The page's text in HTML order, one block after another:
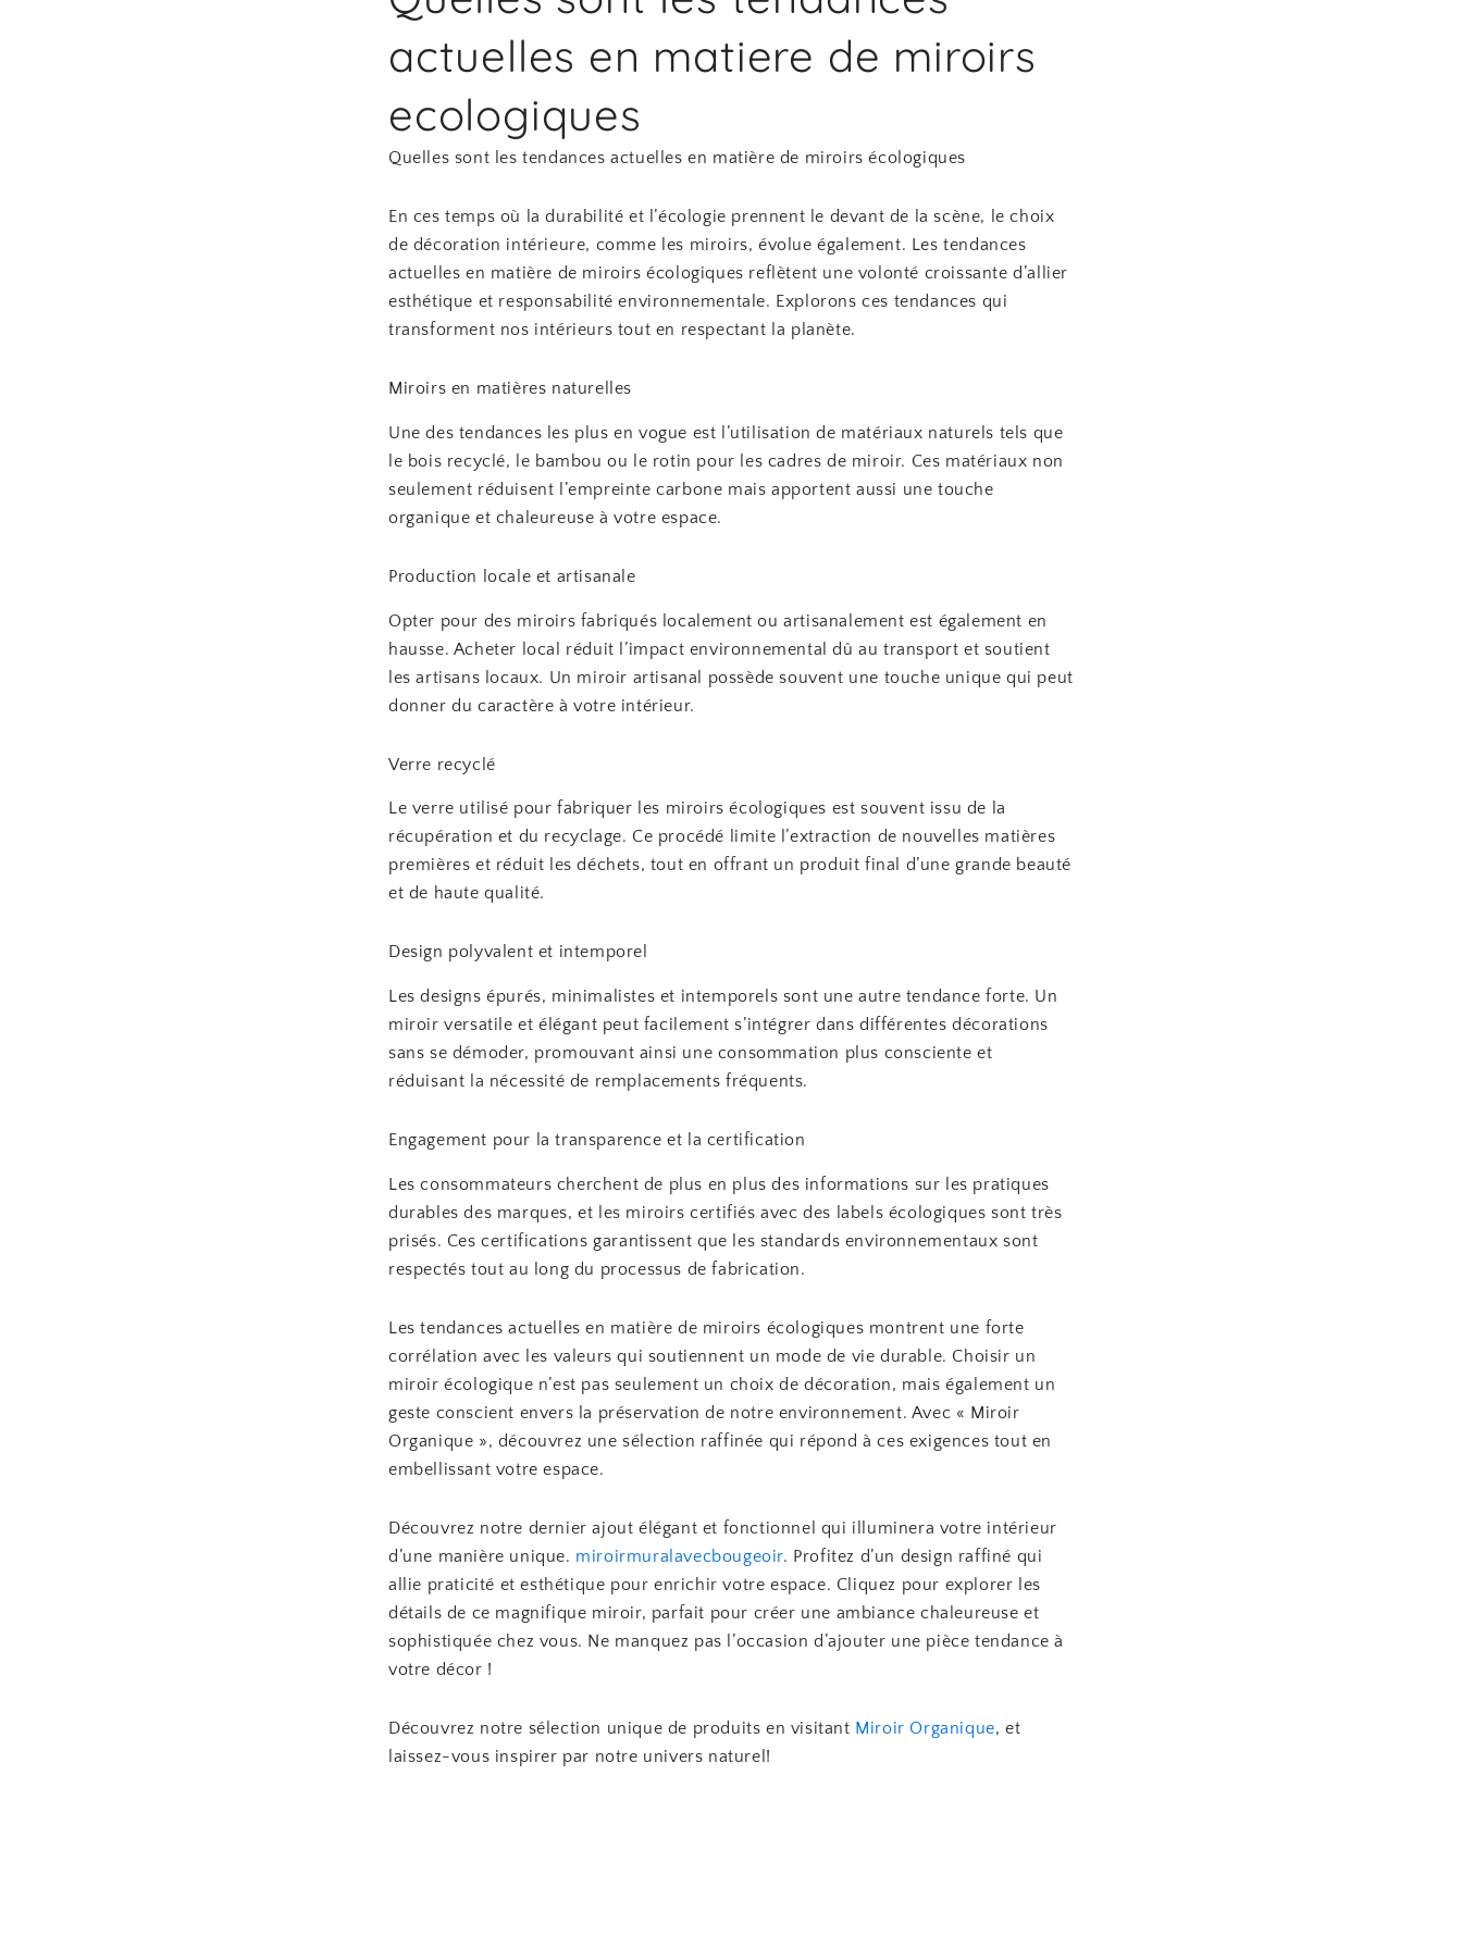
actuelles en matiere de miroirs
ecologiques
Quelles sont les tendances actuelles en matière de miroirs écologiques
En ces temps où la durabilité et l’écologie prennent le devant de la scène, le choix
de décoration intérieure, comme les miroirs, évolue également. Les tendances
actuelles en matière de miroirs écologiques reflètent une volonté croissante d’allier
esthétique et responsabilité environnementale. Explorons ces tendances qui
transforment nos intérieurs tout en respectant la planète.
Miroirs en matières naturelles
Une des tendances les plus en vogue est l’utilisation de matériaux naturels tels que
le bois recyclé, le bambou ou le rotin pour les cadres de miroir. Ces matériaux non
seulement réduisent l’empreinte carbone mais apportent aussi une touche
organique et chaleureuse à votre espace.
Production locale et artisanale
Opter pour des miroirs fabriqués localement ou artisanalement est également en
hausse. Acheter local réduit l’impact environnemental dû au transport et soutient
les artisans locaux. Un miroir artisanal possède souvent une touche unique qui peut
donner du caractère à votre intérieur.
Verre recyclé
Le verre utilisé pour fabriquer les miroirs écologiques est souvent issu de la
récupération et du recyclage. Ce procédé limite l’extraction de nouvelles matières
premières et réduit les déchets, tout en offrant un produit final d’une grande beauté
et de haute qualité.
Design polyvalent et intemporel
Les designs épurés, minimalistes et intemporels sont une autre tendance forte. Un
miroir versatile et élégant peut facilement s’intégrer dans différentes décorations
sans se démoder, promouvant ainsi une consommation plus consciente et
réduisant la nécessité de remplacements fréquents.
Engagement pour la transparence et la certification
Les consommateurs cherchent de plus en plus des informations sur les pratiques
durables des marques, et les miroirs certifiés avec des labels écologiques sont très
prisés. Ces certifications garantissent que les standards environnementaux sont
respectés tout au long du processus de fabrication.
Les tendances actuelles en matière de miroirs écologiques montrent une forte
corrélation avec les valeurs qui soutiennent un mode de vie durable. Choisir un
miroir écologique n’est pas seulement un choix de décoration, mais également un
geste conscient envers la préservation de notre environnement. Avec « Miroir
Organique », découvrez une sélection raffinée qui répond à ces exigences tout en
embellissant votre espace.
Découvrez notre dernier ajout élégant et fonctionnel qui illuminera votre intérieur
d’une manière unique. miroirmuralavecbougeoir. Profitez d’un design raffiné qui
allie praticité et esthétique pour enrichir votre espace. Cliquez pour explorer les
détails de ce magnifique miroir, parfait pour créer une ambiance chaleureuse et
sophistiquée chez vous. Ne manquez pas l’occasion d’ajouter une pièce tendance à
votre décor !
Découvrez notre sélection unique de produits en visitant Miroir Organique, et
laissez-vous inspirer par notre univers naturel!